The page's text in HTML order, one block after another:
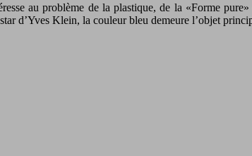
au problème de la plastique, de la «Forme
d’Yves Klein, la couleur bleu demeure l’objet